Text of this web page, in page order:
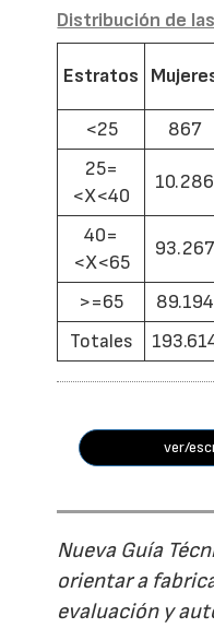
Distribución de
Estratos
<25
867
25=
<X<40
10.286
40=
<X<65
93.267
>=65 89.194
Totales
ver/
Nueva Guía
orientar a
evaluación y